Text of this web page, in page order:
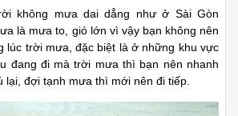
không mưa dai dẳng như ở Sài Gòn
là mưa to, gió lớn vì vậy bạn không nên
lúc trời mưa, đặc biệt là ở những khu vực
đang đi mà trời mưa thì bạn nên nhanh
lại, đợi tạnh mưa thì mới nên đi tiếp.